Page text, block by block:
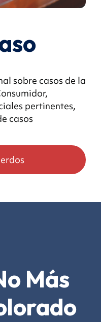
sobre casos de la
pertinentes,
casos
Más